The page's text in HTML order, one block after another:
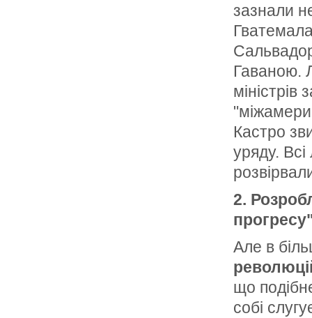
зазнали
Гаваною.
Кастро
уряду.
2.
Але в
що
собі